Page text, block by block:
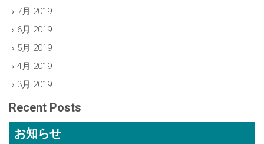
7月 2019
6月 2019
5月 2019
4月 2019
3月 2019
Recent Posts
お知らせ